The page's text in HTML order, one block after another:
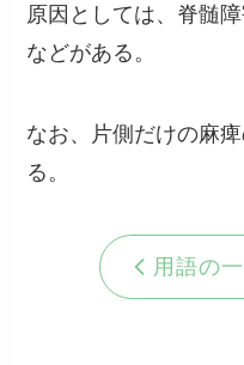
原因としては、脊髄
などがある。
なお、片側だけの麻痺
る。
用語の